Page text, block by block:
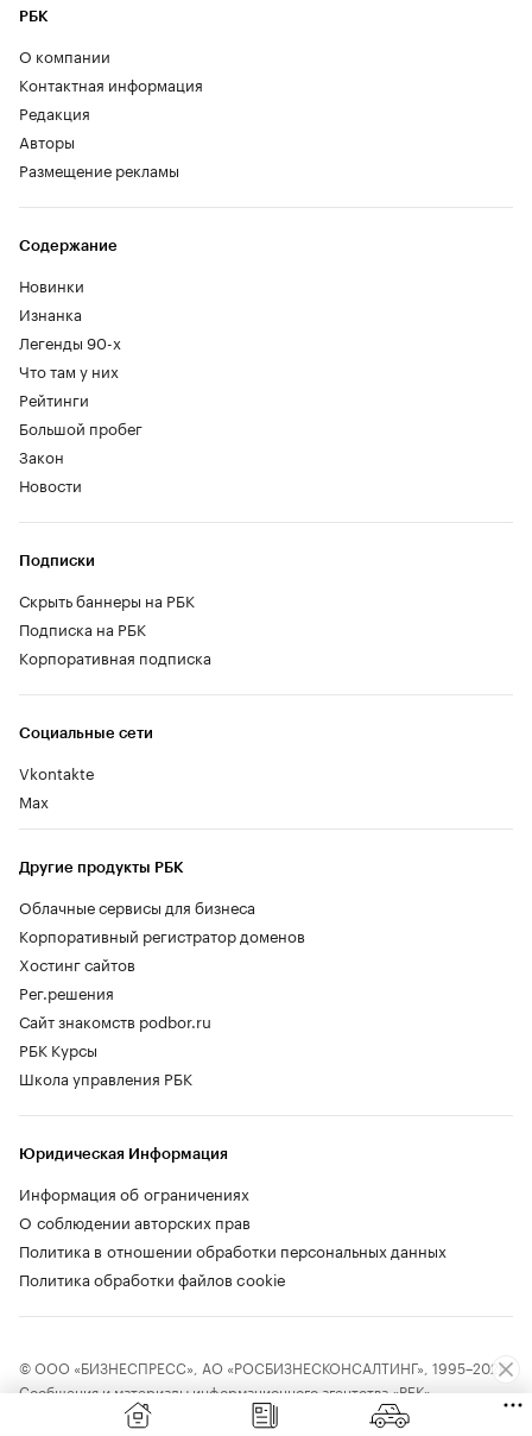
РБК
О компании
Контактная информация
Редакция
Авторы
Размещение рекламы
Содержание
Новинки
Изнанка
Легенды 90-х
Что там у них
Рейтинги
Большой пробег
Закон
Новости
Социальные сети
Vkontakte
Max
Другие продукты РБК
Облачные сервисы для бизнеса
Корпоративный регистратор доменов
Хостинг сайтов
Рег.решения
Сайт знакомств podbor.ru
РБК Курсы
Школа управления РБК
Подписки
Скрыть баннеры на РБК
Подписка на РБК
Корпоративная подписка
Юридическая Информация
Информация об ограничениях
О соблюдении авторских прав
Политика в отношении обработки персональных данных
Политика обработки файлов cookie
© ООО «БИЗНЕСПРЕСС», АО «РОСБИЗНЕСКОНСАЛТИНГ», 1995–2026.
Сообщения и материалы информационного агентства «РБК»
(свидетельство о регистрации средства массовой информации выдано